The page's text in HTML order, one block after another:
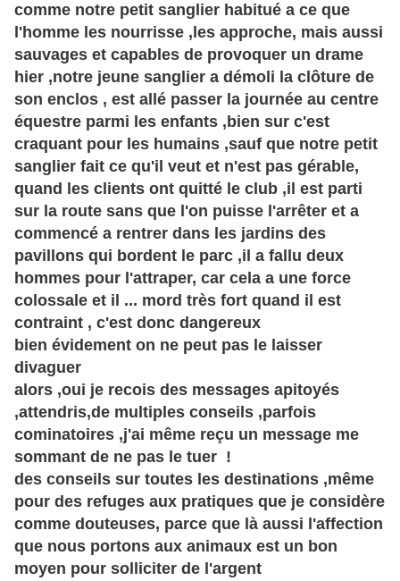
comme notre petit sanglier habitué a ce que
l'homme les nourrisse ,les approche, mais aussi
sauvages et capables de provoquer un drame
hier ,notre jeune sanglier a démoli la clôture de
son enclos , est allé passer la journée au centre
équestre parmi les enfants ,bien sur c'est
craquant pour les humains ,sauf que notre petit
sanglier fait ce qu'il veut et n'est pas gérable,
quand les clients ont quitté le club ,il est parti
sur la route sans que l'on puisse l'arrêter et a
commencé a rentrer dans les jardins des
pavillons qui bordent le parc ,il a fallu deux
hommes pour l'attraper, car cela a une force
colossale et il ... mord très fort quand il est
contraint , c'est donc dangereux
bien évidement on ne peut pas le laisser
divaguer
alors ,oui je recois des messages apitoyés
,attendris,de multiples conseils ,parfois
cominatoires ,j'ai même reçu un message me
sommant de ne pas le tuer !
des conseils sur toutes les destinations ,même
pour des refuges aux pratiques que je considère
comme douteuses, parce que là aussi l'affection
que nous portons aux animaux est un bon
moyen pour solliciter de l'argent